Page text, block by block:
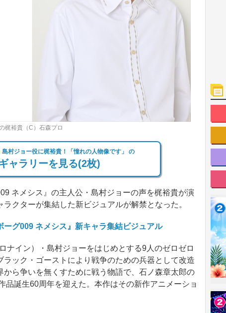
梶裕貴（C）石森プロ
村ジョー役に梶裕貴！「憧れの人物像です」 の
ャラリーを見る(2枚)
ネメシス』の主人公・島村ジョーの声を梶裕貴が演
クターが集結した新ビジュアルが解禁となった。
グ009 ネメシス』新キャラ集結ビジュアル
イン）・島村ジョーをはじめとする9人のゼロゼロ
ック・ゴーストにより戦争のための兵器として改造
ら争いを無くすために戦う物語で、石ノ森章太郎の
品誕生60周年を迎えた。本作はその新作アニメーショ